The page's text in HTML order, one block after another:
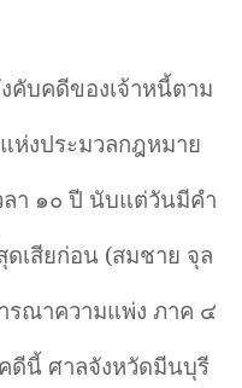
คับคดีของเจ้าหนี้ตาม
ห่งประมวลกฎหมาย
ลา ๑๐ ปี นับแต่วันมีคำ
เสียก่อน (สมชาย จุล
รณาความแพ่ง ภาค ๔
ดีนี้ ศาลจังหวัดมีนบุรี